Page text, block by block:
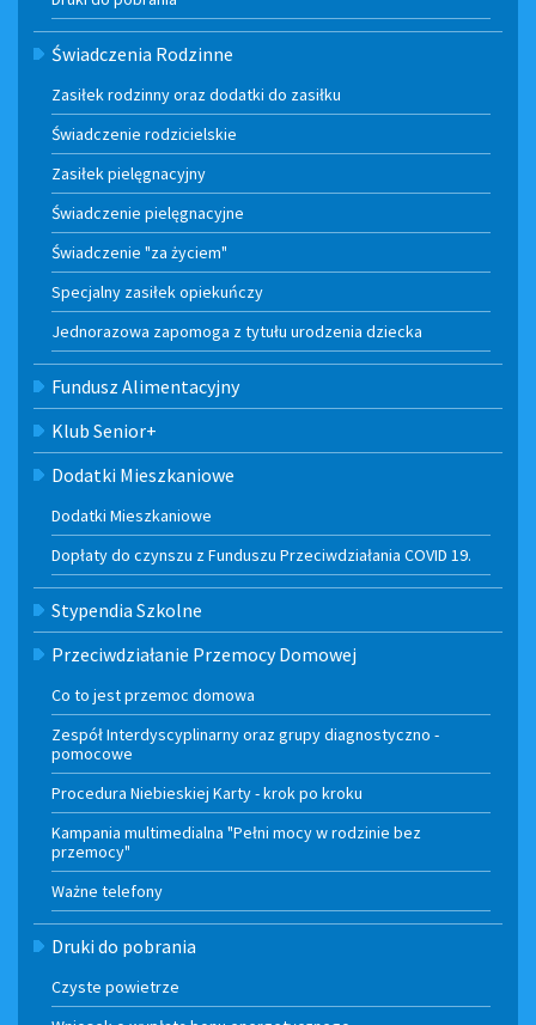
Świadczenia Rodzinne
Zasiłek rodzinny oraz dodatki do zasiłku
Świadczenie rodzicielskie
Zasiłek pielęgnacyjny
Świadczenie pielęgnacyjne
Świadczenie "za życiem"
Specjalny zasiłek opiekuńczy
Jednorazowa zapomoga z tytułu urodzenia dziecka
Fundusz Alimentacyjny
Klub Senior+
Dodatki Mieszkaniowe
Dodatki Mieszkaniowe
Dopłaty do czynszu z Funduszu Przeciwdziałania COVID 19.
Stypendia Szkolne
Przeciwdziałanie Przemocy Domowej
Co to jest przemoc domowa
Zespół Interdyscyplinarny oraz grupy diagnostyczno -
pomocowe
Procedura Niebieskiej Karty - krok po kroku
Kampania multimedialna "Pełni mocy w rodzinie bez
przemocy"
Ważne telefony
Druki do pobrania
Czyste powietrze